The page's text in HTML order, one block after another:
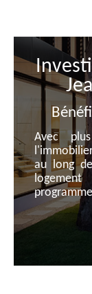
Avec
au long